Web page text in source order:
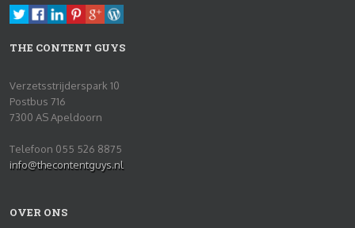
THE CONTENT GUYS
Verzetsstrijderspark 10
Postbus 716
7300 AS Apeldoorn
Telefoon 055 526 8875
info@thecontentguys.nl
OVER ONS